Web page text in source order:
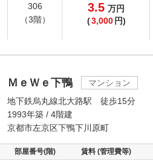
306
（3階）
3.5 万円
(3,000 円)
ＭｅＷｅ下鴨
マンション
地下鉄烏丸線北大路駅 徒歩15分
1993年築 / 4階建
京都市左京区下鴨下川原町
部屋番号(階) 賃料 (管理費等)